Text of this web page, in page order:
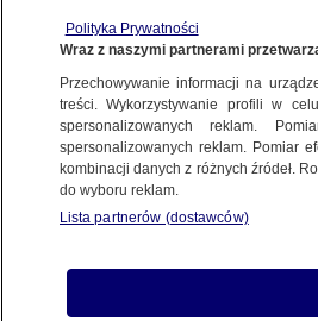
23.09.2007, 21:55Aktualizacja:
Udostępnij
Polityka Prywatności
Wraz z naszymi partnerami
Przechowywanie informacji na
treści. Wykorzystywanie profili w
spersonalizowanych reklam.
spersonalizowanych reklam. Pomiar
kombinacji danych z różnych źródeł.
do wyboru reklam.
Lista partnerów (dostawców)